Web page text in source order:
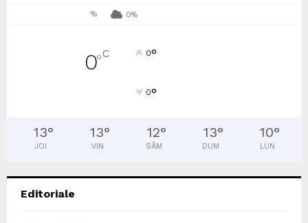
% 0%
0°C 0°
0°
13°
JOI
13°
VIN
12°
SÂM
13°
DUM
10°
LUN
Editoriale